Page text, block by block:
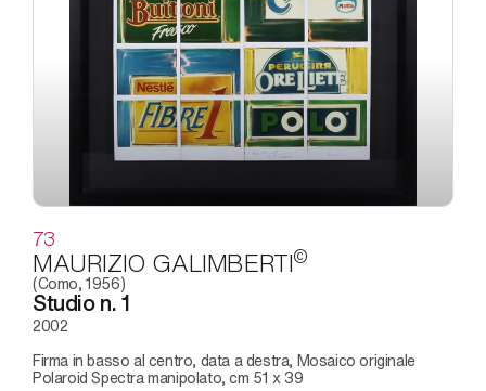
73
MAURIZIO GALIMBERTI©
(Como, 1956)
Studio n. 1
2002
Firma in basso al centro, data a destra, Mosaico originale
Polaroid Spectra manipolato, cm 51 x 39